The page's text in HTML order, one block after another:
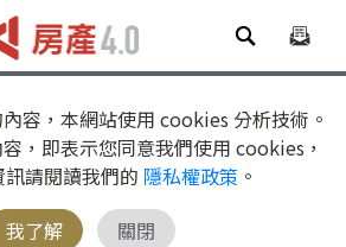
容，本網站使用 cookies 分析技術。
，即表示您同意我們使用 cookies，
請閱讀我們的 隱私權政策 。
我了解
關閉